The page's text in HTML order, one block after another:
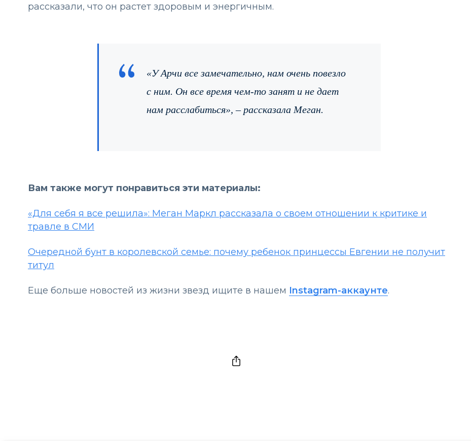
рассказали, что он растет здоровым и энергичным.
«У Арчи все замечательно, нам очень повезло
с ним. Он все время чем-то занят и не дает
нам расслабиться», – рассказала Меган.
Вам также могут понравиться эти материалы:
«Для себя я все решила»: Меган Маркл рассказала о своем отношении к критике и
травле в СМИ
Очередной бунт в королевской семье: почему ребенок принцессы Евгении не получит
титул
Еще больше новостей из жизни звезд ищите в нашем Instagram-аккаунте.